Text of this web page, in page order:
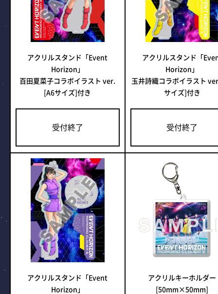
アクリルスタンド「Event
Horizon」
百田夏菜子コラボイラスト ver.
[A6サイズ]付き
受付終了
アクリルスタンド「
Horizon」
玉井詩織コラボイラスト
サイズ]付き
受付終了
アクリルスタンド「Event
Horizon」
アクリルキーホルダー
[50mm×50mm]